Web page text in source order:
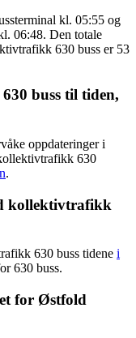
kl. 05:55 og
06:48. Den totale
630 buss er 53
buss til tiden,
oppdateringer i
630
.
kollektivtrafikk
630 buss tidene i
630 buss.
for Østfold